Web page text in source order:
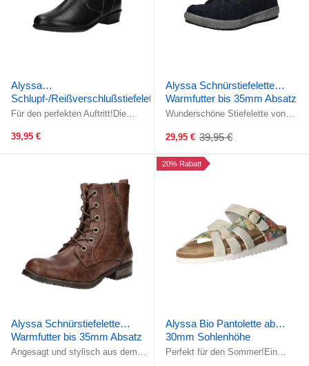
Alyssa
Schlupf-/Reißverschlußstiefelette
Warmfutter ab 35mm Absatz
Für den perfekten Auftritt!Die
ein modisches Highlight. ...
39,95 €
Alyssa Schnürstiefelette
Warmfutter bis 35mm Absatz
(casual)
Wunderschöne Stiefelette von
macht den Schuh zu einem
optimalen ...
29,95 €
Old
39,95 €
Alyssa Schnürstiefelette
Warmfutter bis 35mm Absatz
(casual)
Angesagt und stylisch aus dem
20% Rabatt
Alyssa Bio Pantolette ab
30mm Sohlenhöhe
Perfekt für den Sommer!Ein